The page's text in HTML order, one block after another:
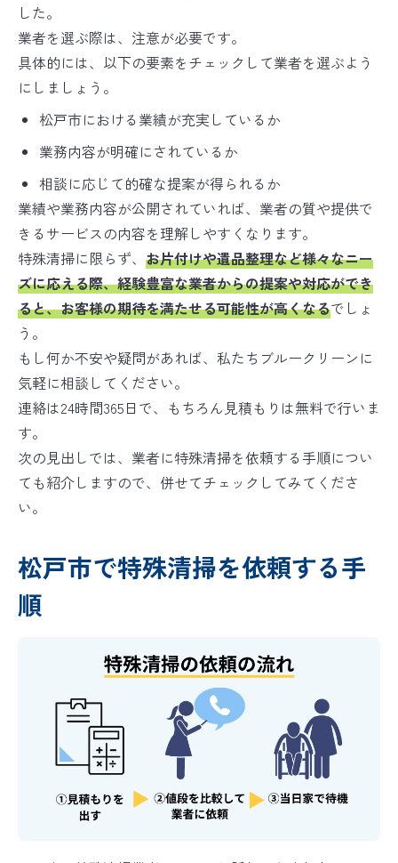
した。
業者を選ぶ際は、注意が必要です。
具体的には、以下の要素をチェックして業者を選ぶよう
にしましょう。
松戸市における業績が充実しているか
業務内容が明確にされているか
相談に応じて的確な提案が得られるか
業績や業務内容が公開されていれば、業者の質や提供で
きるサービスの内容を理解しやすくなります。
特殊清掃に限らず、 お片付けや遺品整理など様々なニー
ズに応える際、経験豊富な業者からの提案や対応ができ
ると、お客様の期待を満たせる可能性が高くなるでしょ
う。
もし何か不安や疑問があれば、私たちブルークリーンに
気軽に相談してください。
連絡は24時間365日で、もちろん見積もりは無料で行いま
す。
次の見出しでは、業者に特殊清掃を依頼する手順につい
ても紹介しますので、併せてチェックしてみてくださ
い。
松戸市で特殊清掃を依頼する手
順